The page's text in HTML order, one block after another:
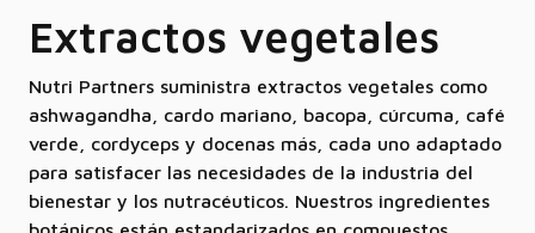
Extractos vegetales
Nutri Partners suministra extractos vegetales como
ashwagandha, cardo mariano, bacopa, cúrcuma, café
verde, cordyceps y docenas más, cada uno adaptado
para satisfacer las necesidades de la industria del
bienestar y los nutracéuticos. Nuestros ingredientes